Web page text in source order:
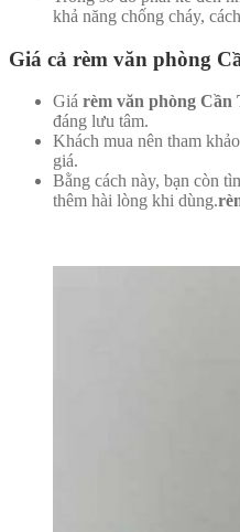
khả năng chống cháy,
Giá cả rèm văn phòng
Giá rèm văn phòng Cần
đáng lưu tâm.
Khách mua nên tham
giá.
Bằng cách này, bạn còn
thêm hài lòng khi dùng.